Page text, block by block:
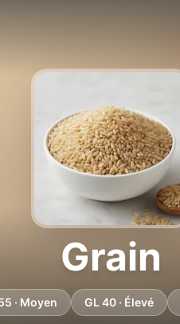
Grain
· Moyen GL 40 · Élevé